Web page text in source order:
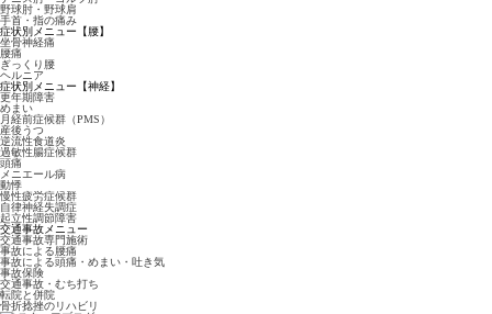
野球肘・野球肩
手首・指の痛み
症状別メニュー【腰】
坐骨神経痛
腰痛
ぎっくり腰
ヘルニア
症状別メニュー【神経】
更年期障害
めまい
月経前症候群（PMS）
産後うつ
逆流性食道炎
過敏性腸症候群
頭痛
メニエール病
動悸
慢性疲労症候群
自律神経失調症
起立性調節障害
交通事故メニュー
交通事故専門施術
事故による腰痛
事故による頭痛・めまい・吐き気
事故保険
交通事故・むち打ち
転院と併院
骨折捻挫のリハビリ